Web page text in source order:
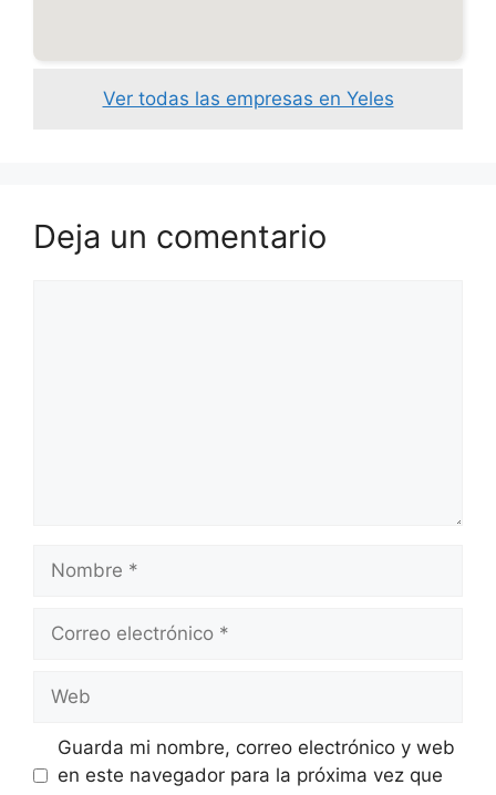
Ver todas las empresas en Yeles
Deja un comentario
Nombre
Correo
Web
Guarda mi nombre, correo electrónico y web
en este navegador para la próxima vez que